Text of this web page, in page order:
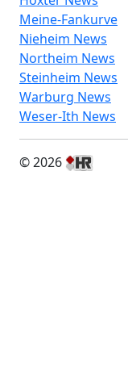
Meine-Fankurve
Nieheim News
Northeim News
Steinheim News
Warburg News
Weser-Ith News
© 2026